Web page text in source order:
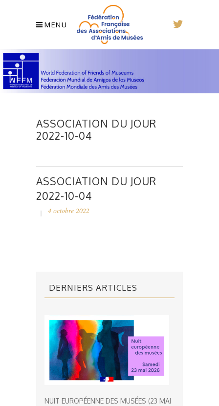
MENU
ASSOCIATION DU JOUR
2022-10-04
ASSOCIATION DU JOUR
2022-10-04
4 octobre 2022
DERNIERS ARTICLES
NUIT EUROPÉENNE DES MUSÉES (23 MAI